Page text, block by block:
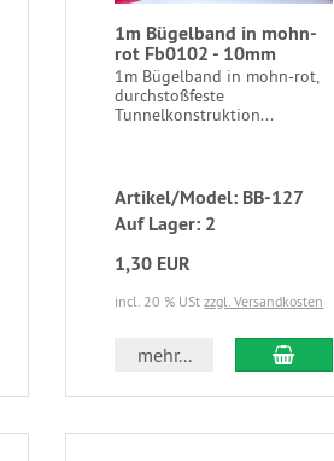
1m Bügelband in mohn-
rot Fb0102 - 10mm
1m Bügelband in mohn-rot,
durchstoßfeste
Tunnelkonstruktion...
Artikel/Model: BB-127
Auf Lager: 2
1,30 EUR
incl. 20 % UStzzgl. Versandkosten
mehr...